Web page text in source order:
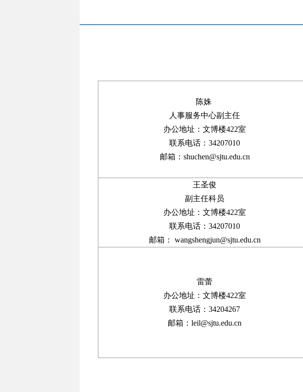
陈姝
人事服务中心副主任
办公地址：文博楼422室
联系电话：34207010
邮箱：shuchen@sjtu.edu.cn
王圣俊
副主任科员
办公地址：文博楼422室
联系电话：34207010
邮箱： wangshengjun@sjtu.edu.cn
雷蕾
办公地址：文博楼422室
联系电话：34204267
邮箱：leil@sjtu.edu.cn